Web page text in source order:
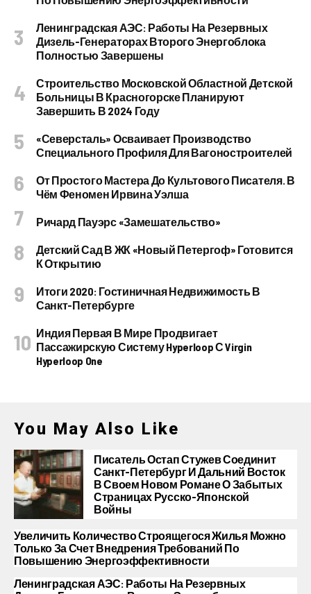
Ленинградская АЭС: Работы На Резервных
Дизель-Генераторах Второго Энергоблока
Полностью Завершены
Строительство Московской Областной Детской
Больницы В Красногорске Планируют
Завершить В 2024 Году
«Северсталь» Осваивает Производство
Специального Профиля Для Вагоностроителей
От Простого Мастера До Культового Писателя. В
Чём Феномен Ирвина Уэлша
Ричард Пауэрс «Замешательство»
Детский Сад В ЖК «Новый Петергоф» Готовится
К Открытию
Итоги 2020: Гостиничная Недвижимость В
Санкт-Петербурге
Индия Первая В Мире Продвигает
Пассажирскую Систему Hyperloop С Virgin
Hyperloop One
You May Also Like
Писатель Остап Стужев Соединит
Санкт-Петербург И Дальний Восток
В Своем Новом Романе О Забытых
Страницах Русско-Японской
Войны
Увеличить Количество Строящегося Жилья Можно
Только За Счет Внедрения Требований По
Повышению Энергоэффективности
Ленинградская АЭС: Работы На Резервных